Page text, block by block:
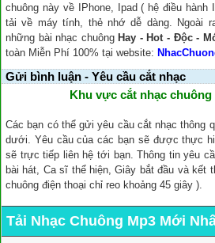
chuông này về IPhone, Ipad ( hệ điều
tải về máy tính, thẻ nhớ dễ dàng. Ngoài
những bài nhạc chuông Hay - Hot - Độc -
toàn Miễn Phí 100% tại website:
Gửi bình luận - Yêu cầu cắt nhạc
Khu vực cắt nhạc chuông
Các bạn có thể gửi yêu cầu cắt nhạc thông
dưới. Yêu cầu của các bạn sẽ được thực
sẽ trực tiếp liên hệ tới bạn. Thông tin yêu
bài hát, Ca sĩ thể hiện, Giây bắt đầu và kết
chuông điện thoại chỉ reo khoảng 45 giây ).
Tải Nhạc Chuông Mp3 Mới